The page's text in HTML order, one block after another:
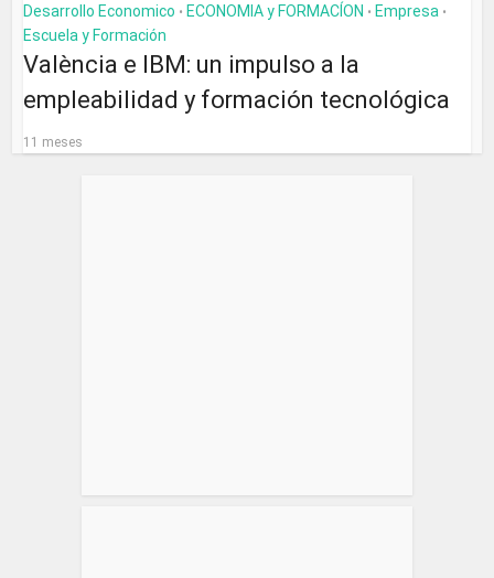
Desarrollo Economico • ECONOMIA y FORMACÍON • Empresa •
Escuela y Formación
València e IBM: un impulso a la
empleabilidad y formación tecnológica
11 meses